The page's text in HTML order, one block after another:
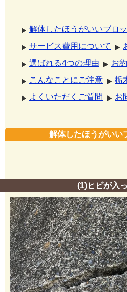
解体したほうがいいブロ
サービス費用について
選ばれる4つの理由
お
こんなことにご注意
栃
よくいただくご質問
お
解体したほうがいい
(1)ヒビが入